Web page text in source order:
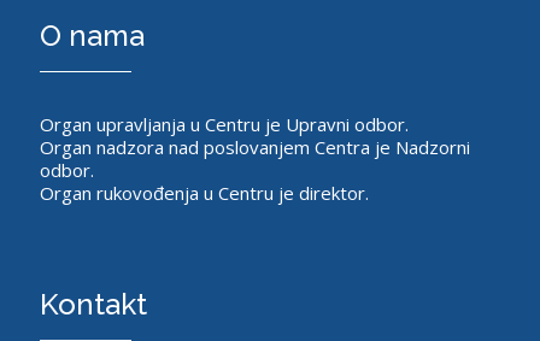
O nama
Organ upravljanja u Centru je Upravni odbor.
Organ nadzora nad poslovanjem Centra je Nadzorni
odbor.
Organ rukovođenja u Centru je direktor.
Kontakt